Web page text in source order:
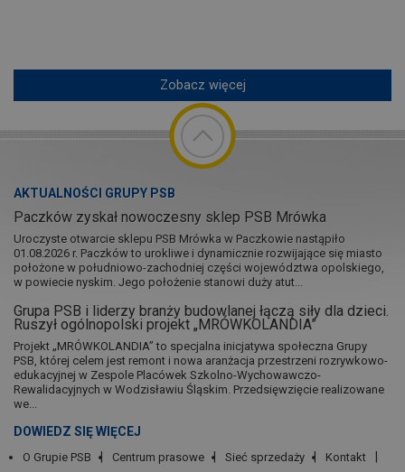
Zobacz więcej
AKTUALNOŚCI GRUPY PSB
Paczków zyskał nowoczesny sklep PSB Mrówka
Uroczyste otwarcie sklepu PSB Mrówka w Paczkowie nastąpiło
01.08.2026 r. Paczków to urokliwe i dynamicznie rozwijające się miasto
położone w południowo-zachodniej części województwa opolskiego,
w powiecie nyskim. Jego położenie stanowi duży atut...
Grupa PSB i liderzy branży budowlanej łączą siły dla dzieci.
Ruszył ogólnopolski projekt „MRÓWKOLANDIA”
Projekt „MRÓWKOLANDIA” to specjalna inicjatywa społeczna Grupy
PSB, której celem jest remont i nowa aranżacja przestrzeni rozrywkowo-
edukacyjnej w Zespole Placówek Szkolno-Wychowawczo-
Rewalidacyjnych w Wodzisławiu Śląskim. Przedsięwzięcie realizowane
we...
DOWIEDZ SIĘ WIĘCEJ
O Grupie PSB Centrum prasowe Sieć sprzedaży
Kontakt